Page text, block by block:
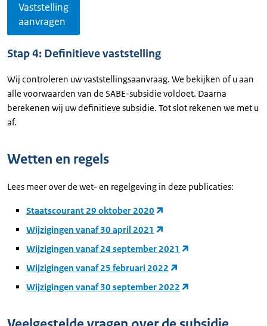
Vaststelling
aanvragen
Stap 4: Definitieve vaststelling
Wij controleren uw vaststellingsaanvraag. We bekijken of u aan
alle voorwaarden van de SABE-subsidie voldoet. Daarna
berekenen wij uw definitieve subsidie. Tot slot rekenen we met u
af.
Wetten en regels
Lees meer over de wet- en regelgeving in deze publicaties:
Staatscourant 29 oktober 2020
Wijzigingen vanaf 30 april 2021
Wijzigingen vanaf 24 september 2021
Wijzigingen vanaf 25 februari 2022
Wijzigingen vanaf 30 september 2022